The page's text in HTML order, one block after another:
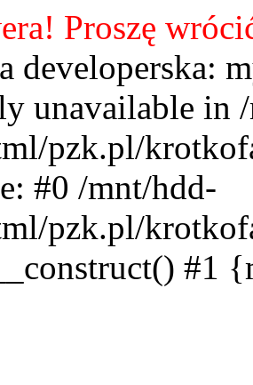
Proszę
developerska:
unavailable in
pzk.pl/
#0 /mnt/hdd-
pzk.pl/
#1